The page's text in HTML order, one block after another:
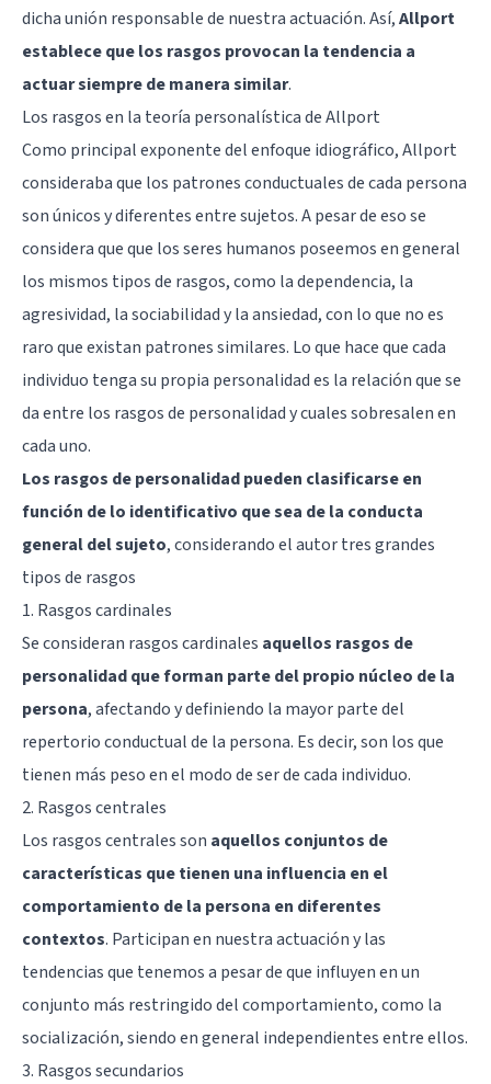
dicha unión responsable de nuestra actuación. Así,Allport
establece que los rasgos provocan la tendencia a
actuar siempre de manera similar.
Los rasgos en la teoría personalística de Allport
Como principal exponente del enfoque idiográfico, Allport
consideraba que los patrones conductuales de cada persona
son únicos y diferentes entre sujetos. A pesar de eso se
considera que que los seres humanos poseemos en general
los mismos tipos de rasgos, como la dependencia, la
agresividad, la sociabilidad y laansiedad, con lo que no es
raro que existan patrones similares. Lo que hace que cada
individuo tenga su propia personalidad es la relación que se
da entre los rasgos de personalidady cuales sobresalen en
cada uno.
Los rasgos de personalidad pueden clasificarse en
función de lo identificativo que sea de la conducta
general del sujeto, considerando el autor tres grandes
tipos de rasgos
1. Rasgos cardinales
Se consideran rasgos cardinales aquellos rasgos de
personalidad que forman parte del propio núcleo de la
persona, afectando y definiendo la mayor parte del
repertorio conductual de la persona. Es decir, son los que
tienen más peso en el modo de ser de cada individuo.
2. Rasgos centrales
Los rasgos centrales son aquellos conjuntos de
características que tienen una influencia en el
comportamiento de la persona en diferentes
contextos. Participan en nuestra actuación y las
tendencias que tenemos a pesar de que influyen en un
conjunto más restringido del comportamiento, como la
socialización, siendo en general independientes entre ellos.
3. Rasgos secundarios